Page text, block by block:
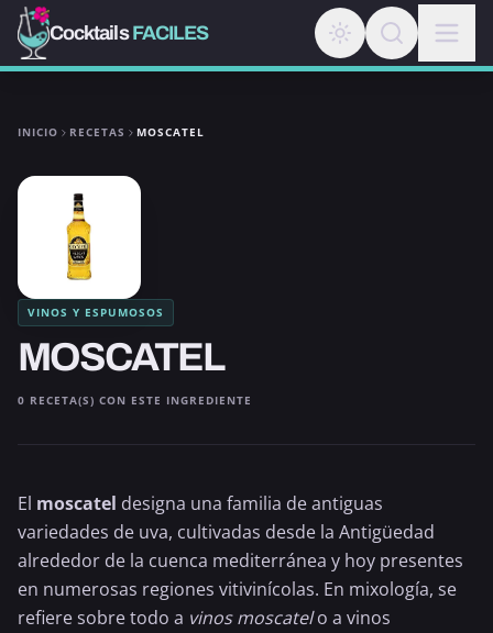
CocktailsFACILES
INICIO RECETAS MOSCATEL
VINOS Y ESPUMOSOS
MOSCATEL
0 RECETA(S) CON ESTE INGREDIENTE
El moscatel designa una familia de antiguas
variedades de uva, cultivadas desde la Antigüedad
alrededor de la cuenca mediterránea y hoy presentes
en numerosas regiones vitivinícolas. En mixología, se
refiere sobre todo a vinos moscatelo a vinos